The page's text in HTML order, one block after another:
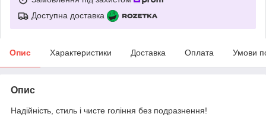
Доступна доставка
Опис Характеристики Доставка Оплата Умови
Опис
Надійність, стиль і чисте гоління без подразнення!